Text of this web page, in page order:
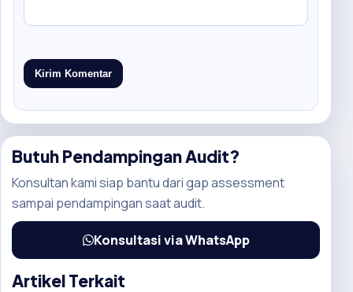
Butuh Pendampingan Audit?
Konsultan kami siap bantu dari gap assessment
sampai pendampingan saat audit.
Konsultasi via WhatsApp
Artikel Terkait